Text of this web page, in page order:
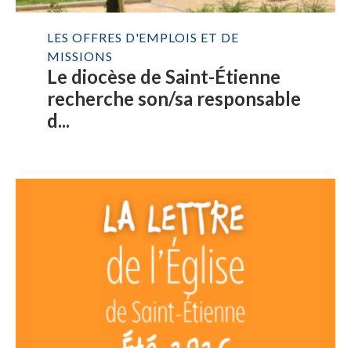
LES OFFRES D'EMPLOIS ET DE
MISSIONS
Le diocèse de Saint-Étienne
recherche son/sa responsable
d...